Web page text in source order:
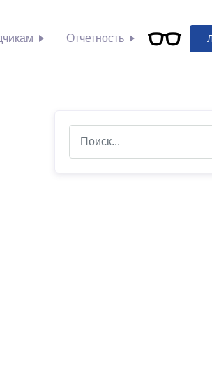
Отчетность